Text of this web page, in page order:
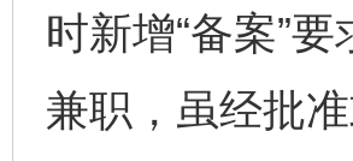
时新增“备案”
兼职，虽经批